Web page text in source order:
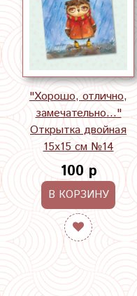
"Хорошо, отлично,
замечательно..."
Открытка двойная
15х15 см №14
100 р
В КОРЗИНУ